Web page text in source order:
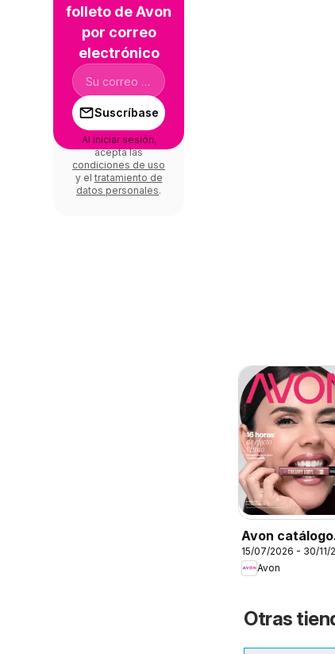
Avon catálogo
Ciclo 11
15/07/2026 - 30/11/
Avon
Otras
folleto de Avon
por correo
electrónico
Suscríbase
Al iniciar sesión,
acepta las
condiciones de uso
y el tratamiento de
datos personales.